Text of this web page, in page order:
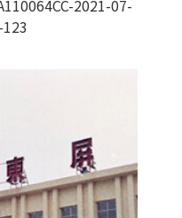
2021-07-